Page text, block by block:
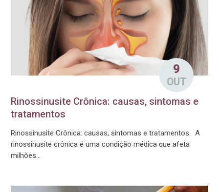
9
OUT
Rinossinusite Crônica: causas, sintomas e
tratamentos
Rinossinusite Crônica: causas, sintomas e tratamentos A
rinossinusite crônica é uma condição médica que afeta
milhões...